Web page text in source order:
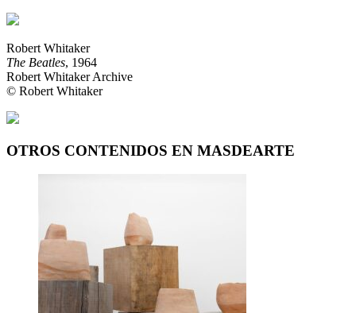
Robert Whitaker
The Beatles, 1964
Robert Whitaker Archive
© Robert Whitaker
OTROS CONTENIDOS EN MASDEARTE